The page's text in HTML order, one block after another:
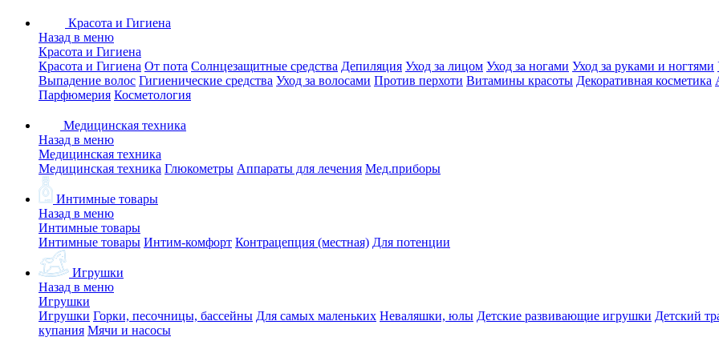
Красота и Гигиена
Назад в меню
Красота и Гигиена
Красота и Гигиена От пота Солнцезащитные средства Депиляция Уход за лицом Уход за ногами Уход за руками и ногтями
Выпадение волос Гигиенические средства Уход за волосами Против перхоти Витамины красоты Декоративная косметика
Парфюмерия Косметология
Медицинская техника
Назад в меню
Медицинская техника
Медицинская техника Глюкометры Аппараты для лечения Мед.приборы
Интимные товары
Назад в меню
Интимные товары
Интимные товары Интим-комфорт Контрацепция (местная) Для потенции
Игрушки
Назад в меню
Игрушки
Игрушки Горки, песочницы, бассейны Для самых маленьких Неваляшки, юлы Детские развивающие игрушки Детский
купания Мячи и насосы